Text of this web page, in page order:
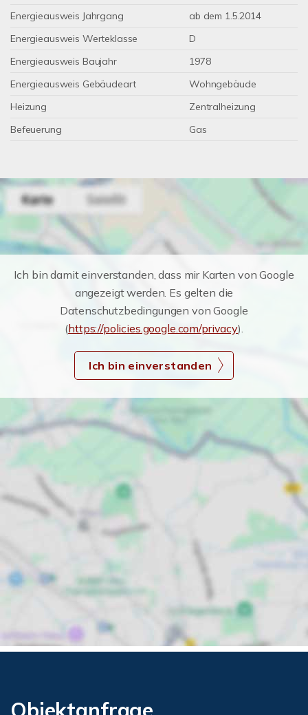
Energieausweis Jahrgang
ab dem 1.5.2014
Energieausweis Werteklasse
D
Energieausweis Baujahr
1978
Energieausweis Gebäudeart
Wohngebäude
Heizung
Zentralheizung
Befeuerung
Gas
Ich bin damit einverstanden, dass mir Karten von Google
angezeigt werden. Es gelten die
Datenschutzbedingungen von Google
(https://policies.google.com/privacy).
Ich bin einverstanden